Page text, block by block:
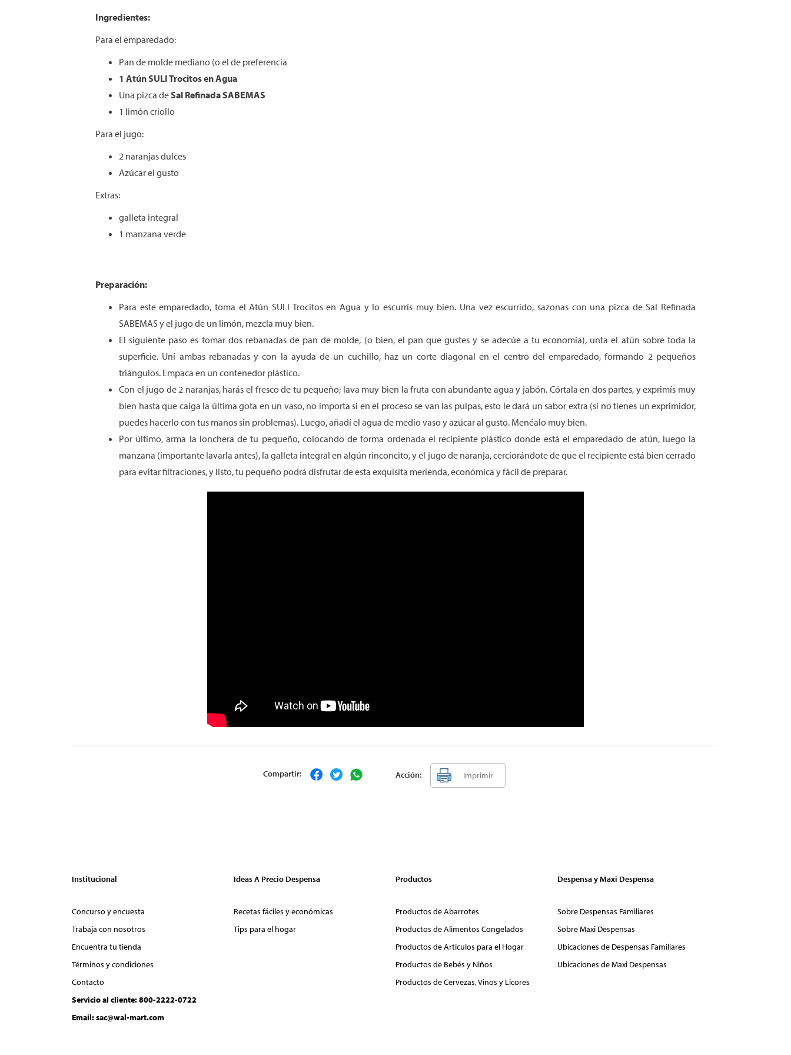
Ingredientes:
Para el emparedado:
Pan de molde mediano (o el de preferencia
1 Atún SULI Trocitos en Agua
Una pizca deSal Refinada SABEMAS
1 limón criollo
Para el jugo:
2 naranjas dulces
Azúcar el gusto
Extras:
galleta integral
1 manzana verde
Preparación:
Para este emparedado, toma el Atún SULI Trocitos en Agua y lo escurrís muy bien. Una vez escurrido, sazonas con una pizca de Sal Refinada
SABEMAS y el jugo de un limón, mezcla muy bien.
El siguiente paso es tomar dos rebanadas de pan de molde, (o bien, el pan que gustes y se adecúe a tu economía), unta el atún sobre toda la
superficie. Uní ambas rebanadas y con la ayuda de un cuchillo, haz un corte diagonal en el centro del emparedado, formando 2 pequeños
triángulos. Empaca en un contenedor plástico.
Con el jugo de 2 naranjas, harás el fresco de tu pequeño; lava muy bien la fruta con abundante agua y jabón. Córtala en dos partes, y exprimís muy
bien hasta que caiga la última gota en un vaso, no importa si en el proceso se van las pulpas, esto le dará un sabor extra (si no tienes un exprimidor,
puedes hacerlo con tus manos sin problemas). Luego, añadí el agua de medio vaso y azúcar al gusto. Menéalo muy bien.
Por último, arma la lonchera de tu pequeño, colocando de forma ordenada el recipiente plástico donde está el emparedado de atún, luego la
manzana (importante lavarla antes), la galleta integral en algún rinconcito, y el jugo de naranja, cerciorándote de que el recipiente está bien cerrado
para evitar filtraciones, y listo, tu pequeño podrá disfrutar de esta exquisita merienda, económica y fácil de preparar.
Compartir: Acción: Imprimir
Institucional
Concurso y encuesta
Trabaja con nosotros
Encuentra tu tienda
Términos y condiciones
Contacto
Servicio al cliente: 800-2222-0722
Email: sac@wal-mart.com
Ideas A Precio Despensa
Recetas fáciles y económicas
Tips para el hogar
Productos
Productos de Abarrotes
Productos de Alimentos Congelados
Productos de Artículos para el Hogar
Productos de Bebés y Niños
Productos de Cervezas, Vinos y Licores
Despensa y Maxi Despensa
Sobre Despensas Familiares
Sobre Maxi Despensas
Ubicaciones de Despensas Familiares
Ubicaciones de Maxi Despensas